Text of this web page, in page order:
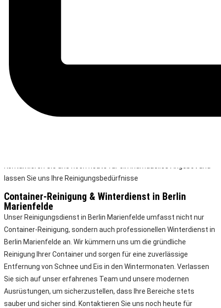
von Dienstleistungen an, darunter Unterhaltsreinigung, Fenster- &
Glasreinigung, Hotelreinigung & Housekeeping, Kita-Reinigung,
Schulreinigung sowie Aufgangsreinigung & Treppenhausreinigung
in Berlin Marienfelde. Mit unserem engagierten Team und
professionellen Reinigungsmitteln sorgen wir für Sauberkeit und
lassen Sie uns Ihre Reinigungsbedürfnisse
Container-Reinigung & Winterdienst in Berlin
Marienfelde
Unser Reinigungsdienst in Berlin Marienfelde umfasst nicht nur
Container-Reinigung, sondern auch professionellen Winterdienst in
Berlin Marienfelde an. Wir kümmern uns um die gründliche
Reinigung Ihrer Container und sorgen für eine zuverlässige
Entfernung von Schnee und Eis in den Wintermonaten. Verlassen
Sie sich auf unser erfahrenes Team und unsere modernen
Ausrüstungen, um sicherzustellen, dass Ihre Bereiche stets
sauber und sicher sind. Kontaktieren Sie uns noch heute für